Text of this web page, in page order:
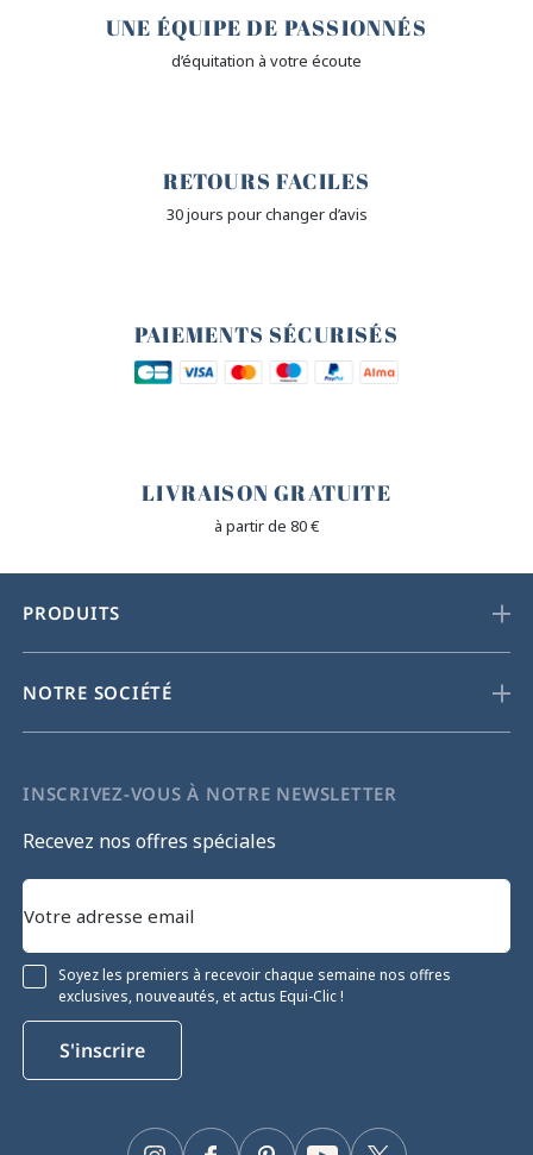
UNE ÉQUIPE DE PASSIONNÉS
d’équitation à votre écoute
RETOURS FACILES
30 jours pour changer d’avis
PAIEMENTS SÉCURISÉS
LIVRAISON GRATUITE
à partir de 80 €
PRODUITS
NOTRE SOCIÉTÉ
INSCRIVEZ-VOUS À NOTRE NEWSLETTER
Recevez nos offres spéciales
Soyez les premiers à recevoir chaque semaine nos offres
exclusives, nouveautés, et actus Equi-Clic !
S'inscrire